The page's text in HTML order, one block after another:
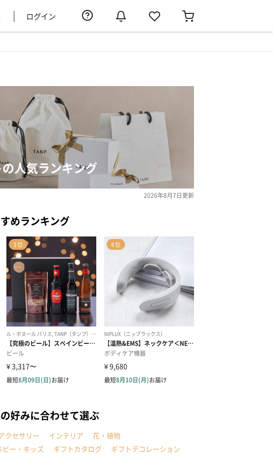
ログイン
人気ランキング
2026年8月7日更新
めランキング
好みに合わせて選ぶ
クセサリー インテリア
花・植物
ビー・キッズ ギフトカタログ ギフトデコレーション